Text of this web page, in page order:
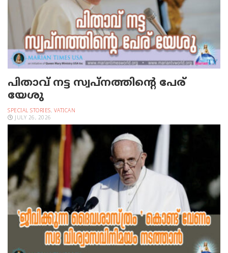
പിതാവ് നട്ട സ്വപ്നത്തിന്റെ പേര്
യേശു
SPECIAL STORIES, VATICAN
JULY 26, 2026